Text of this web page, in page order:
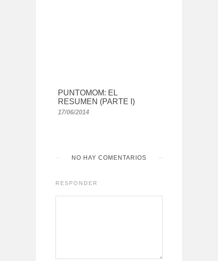
PUNTOMOM: EL
RESUMEN (PARTE I)
17/06/2014
NO HAY COMENTARIOS
RESPONDER